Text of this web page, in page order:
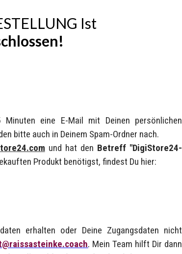
Ist
eine E-Mail mit Deinen persönlichen
bitte auch in Deinem Spam-Ordner nach.
und hat den Betreff "DigiStore24-
Produkt benötigst, findest Du hier:
erhalten oder Deine Zugangsdaten nicht
. Mein Team hilft Dir dann